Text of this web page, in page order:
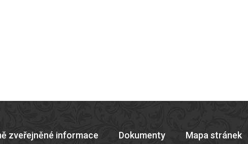
zveřejněné informace Dokumenty Mapa stránek